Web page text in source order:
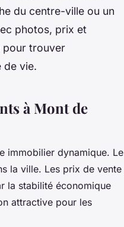
du centre-ville ou un
photos, prix et
pour trouver
de vie.
à Mont de
immobilier dynamique. Le
la ville. Les prix de vente
la stabilité économique
attractive pour les